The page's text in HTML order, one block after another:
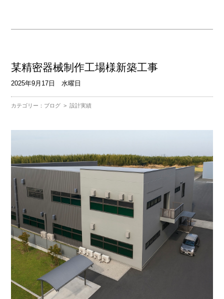
某精密器械制作工場様新築工事
2025年9月17日 水曜日
カテゴリー： ブログ >設計実績